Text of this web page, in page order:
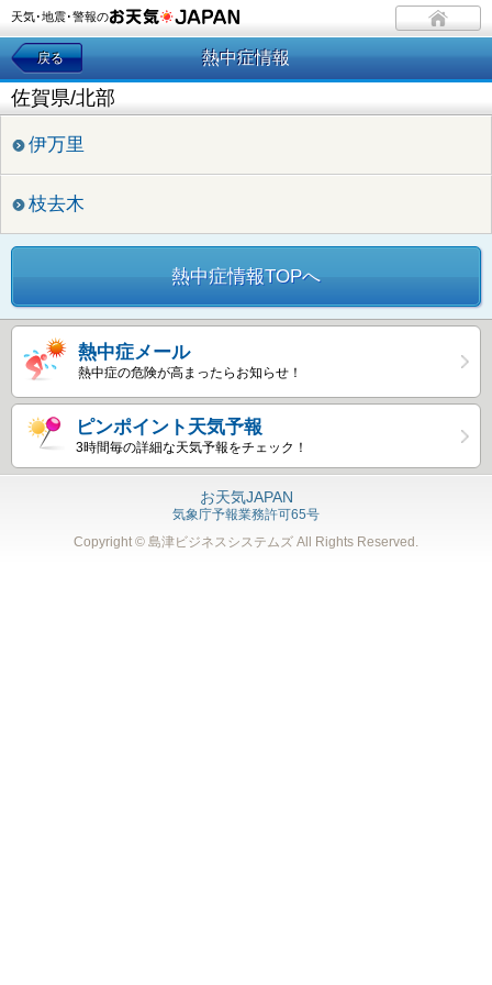
天気･地震･警報の
戻る 熱中症情報
佐賀県/北部
伊万里
枝去木
熱中症情報TOPへ
熱中症メール
熱中症の危険が高まったらお知らせ！
ピンポイント天気予報
3時間毎の詳細な天気予報をチェック！
お天気JAPAN
気象庁予報業務許可65号
Copyright © 島津ビジネスシステムズ All Rights Reserved.